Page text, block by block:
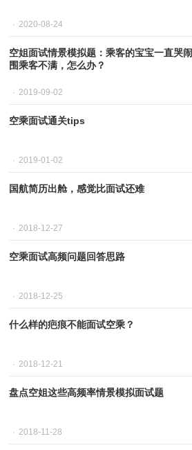
2020-08-24
空姐面试情景模拟题：乘客的宝宝一直哭
围乘客不满，怎么办？
2019-09-02
空乘面试通关tips
2019-01-02
国航简历出舱，感觉比面试还难
2018-12-27
空乘面试高频问题回答思路
2018-12-25
什么样的疤痕不能面试空乘？
2018-12-21
盘点空姐这些高频率情景模拟面试题
2018-11-28